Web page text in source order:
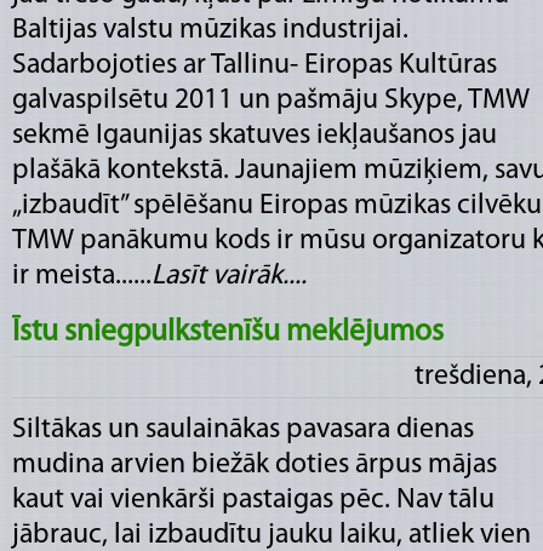
Baltijas valstu mūzikas industrijai.
Sadarbojoties ar Tallinu- Eiropas Kultūras
galvaspilsētu 2011 un pašmāju Skype, TMW
sekmē Igaunijas skatuves iekļaušanos jau
plašākā kontekstā. Jaunajiem mūziķiem,
„izbaudīt” spēlēšanu Eiropas mūzikas
TMW panākumu kods ir mūsu organizatoru
ir meista......Lasīt vairāk....
Īstu sniegpulkstenīšu meklējumos
trešdiena,
Siltākas un saulainākas pavasara dienas
mudina arvien biežāk doties ārpus mājas
kaut vai vienkārši pastaigas pēc. Nav tālu
jābrauc, lai izbaudītu jauku laiku, atliek vien